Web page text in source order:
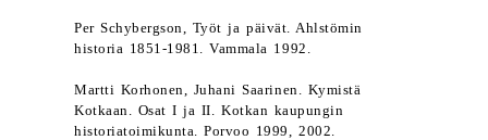
Per Schybergson, Työt ja päivät. Ahlstömin
historia 1851-1981. Vammala 1992.
Martti Korhonen, Juhani Saarinen. Kymistä
Kotkaan. Osat I ja II. Kotkan kaupungin
historiatoimikunta. Porvoo 1999, 2002.